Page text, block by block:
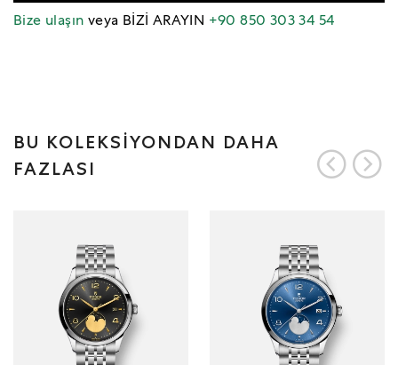
Bize ulaşın veya BİZİ ARAYIN +90 850 303 34 54
BU KOLEKSİYONDAN DAHA
FAZLASI